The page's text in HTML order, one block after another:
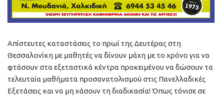
Απίστευτες καταστάσεις το πρωί της Δευτέρας στη
Θεσσαλονίκη με μαθητές να δίνουν μάχη με το χρόνο για να
φτάσουν στα εξεταστικά κέντρα προκειμένου να δώσουν τα
τελευταία μαθήματα προσανατολισμού στις Πανελλαδικές
Εξετάσεις και να μη χάσουν τη διαδικασία! Όπως τόνισε σε